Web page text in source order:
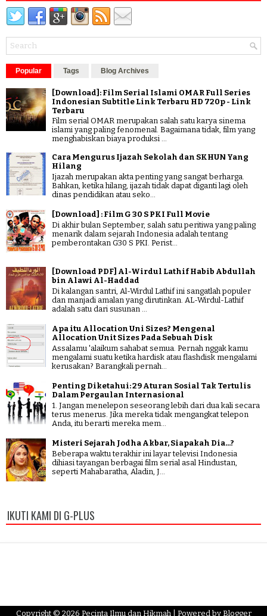
Popular Tags Blog Archives
[Download]: Film Serial Islami OMAR Full Series
Indonesian Subtitle Link Terbaru HD 720p - Link
Terbaru
Film serial OMAR merupakan salah satu karya sinema
islami yang paling fenomenal. Bagaimana tidak, film yang
menghabiskan biaya produksi ...
Cara Mengurus Ijazah Sekolah dan SKHUN Yang
Hilang
Ijazah merupakan akta penting yang sangat berharga.
Bahkan, ketika hilang, ijazah tidak dapat diganti lagi oleh
dinas pendidikan atau seko...
[Download] : Film G 30 S PKI Full Movie
Di akhir bulan September, salah satu peritiwa yang paling
menarik dalam sejarah Indonesia adalah tentang
pemberontakan G30 S PKI. Perist...
[Download PDF] Al-Wirdul Lathif Habib Abdullah
bin Alawi Al-Haddad
Di kalangan santri, Al-Wirdul Lathif ini sangatlah populer
dan manjadi amalan yang dirutinkan. AL-Wirdul-Lathif
adalah satu dari susunan ...
Apa itu Allocation Uni Sizes? Mengenal
Allocation Unit Sizes Pada Sebuah Disk
Assalamu 'alaikum sahabat semua. Pernah nggak kamu
mengalami suatu ketika hardisk atau flashdisk mengalami
kerusakan? Barangkali pernah...
Penting Diketahui: 29 Aturan Sosial Tak Tertulis
Dalam Pergaulan Internasional
1. Jangan menelepon seseorang lebih dari dua kali secara
terus menerus. Jika mereka tidak mengangkat telepon
Anda, itu berarti mereka mem...
Misteri Sejarah Jodha Akbar, Siapakah Dia...?
Beberapa waktu terakhir ini layar televisi Indonesia
dihiasi tayangan berbagai film serial asal Hindustan,
seperti Mahabaratha, Aladin, J...
IKUTI KAMI DI G-PLUS
Copyright © 2026 Pecinta Ilmu dan Hikmah| Powered by Blogger